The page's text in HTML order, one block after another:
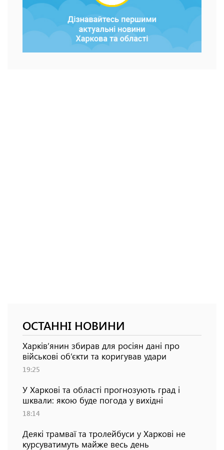
ОСТАННІ НОВИНИ
Харків’янин збирав для росіян дані про
військові об’єкти та коригував удари
19:25
У Харкові та області прогнозують град і
шквали: якою буде погода у вихідні
18:14
Деякі трамваї та тролейбуси у Харкові не
курсуватимуть майже весь день